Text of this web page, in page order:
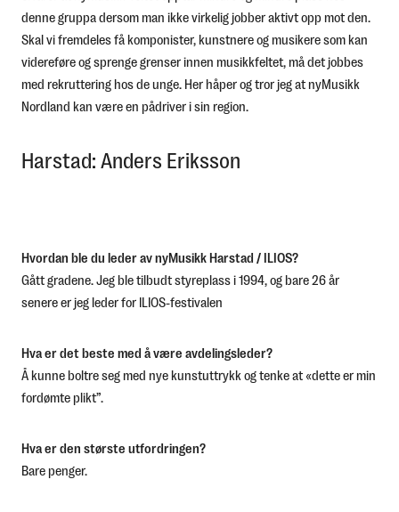
denne gruppa dersom man ikke virkelig jobber aktivt opp mot den.
Skal vi fremdeles få komponister, kunstnere og musikere som kan
videreføre og sprenge grenser innen musikkfeltet, må det jobbes
med rekruttering hos de unge. Her håper og tror jeg at nyMusikk
Nordland kan være en pådriver i sin region.
Harstad: Anders Eriksson
Hvordan ble du leder av nyMusikk Harstad / ILIOS?
Gått gradene. Jeg ble tilbudt styreplass i 1994, og bare 26 år
senere er jeg leder for ILIOS-festivalen
Hva er det beste med å være avdelingsleder?
Å kunne boltre seg med nye kunstuttrykk og tenke at «dette er min
fordømte plikt”.
Hva er den største utfordringen?
Bare penger.